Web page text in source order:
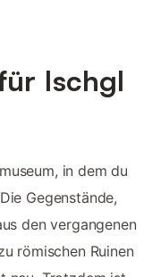
Ischgl
in dem du
Gegenstände,
den vergangenen
römischen Ruinen